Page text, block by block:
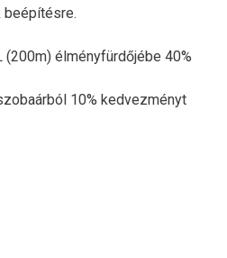
beépítésre.
(200m) élményfürdőjébe 40%
10% kedvezményt